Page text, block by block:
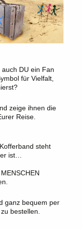
DU ein Fan
für Vielfalt,
zeige ihnen die
Reise.
steht
ist…
ganz bequem per
zu bestellen.